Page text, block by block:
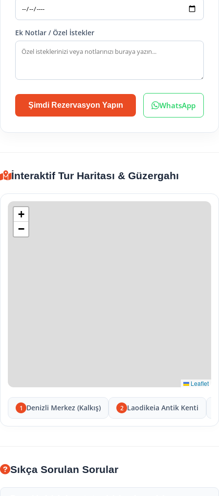
Ek Notlar / Özel İstekler
Şimdi Rezervasyon Yapın WhatsApp
İnteraktif Tur Haritası & Güzergahı
+
−
Leaflet
1 Denizli Merkez (Kalkış) 2 Laodikeia Antik Kenti
Sıkça Sorulan Sorular